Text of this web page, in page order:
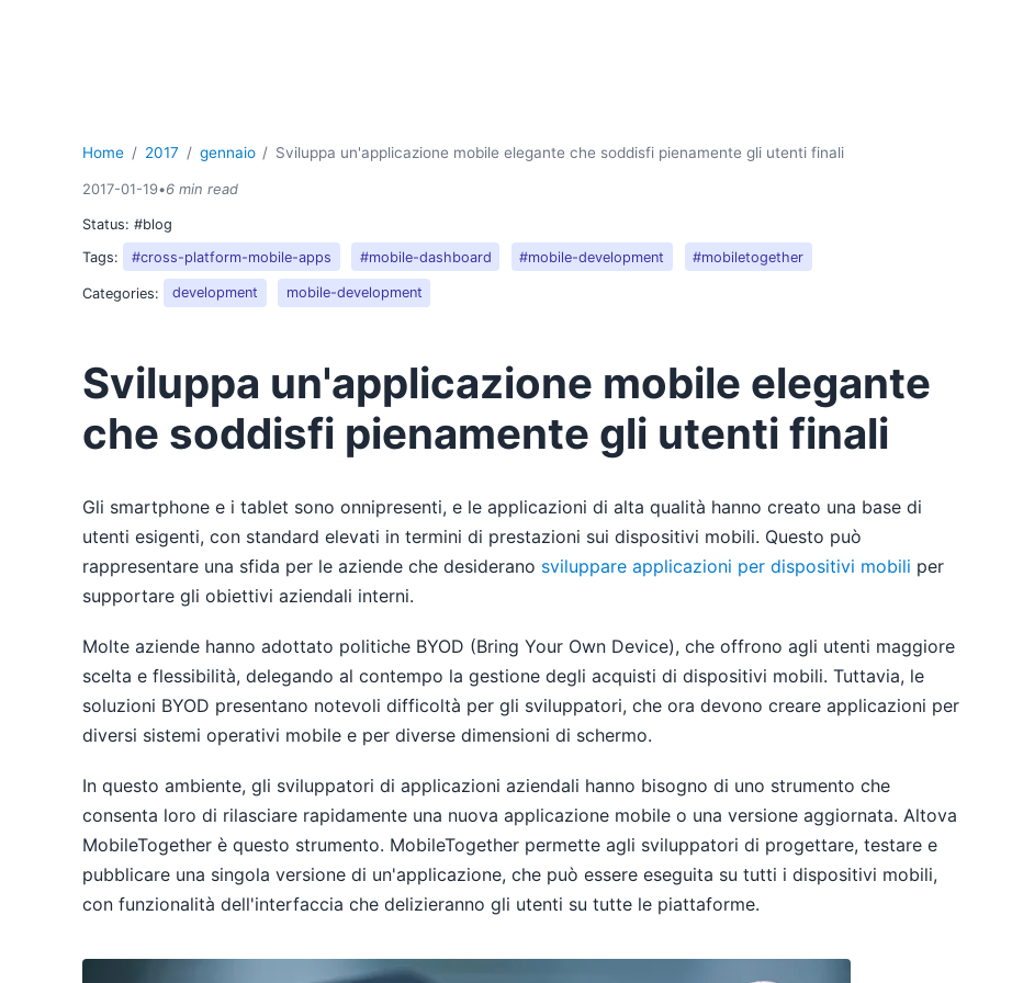
Home 2017 gennaio Sviluppa un'applicazione mobile elegante che soddisfi pienamente gli utenti finali
2017-01-19•6 min read
Status:#blog
Tags:
#cross-platform-mobile-apps #mobile-dashboard #mobile-development #mobiletogether
Categories: development mobile-development
Sviluppa un'applicazione mobile elegante
che soddisfi pienamente gli utenti finali
Gli smartphone e i tablet sono onnipresenti, e le applicazioni di alta qualità hanno creato una base di
utenti esigenti, con standard elevati in termini di prestazioni sui dispositivi mobili. Questo può
rappresentare una sfida per le aziende che desiderano sviluppare applicazioni per dispositivi mobili per
supportare gli obiettivi aziendali interni.
Molte aziende hanno adottato politiche BYOD (Bring Your Own Device), che offrono agli utenti maggiore
scelta e flessibilità, delegando al contempo la gestione degli acquisti di dispositivi mobili. Tuttavia, le
soluzioni BYOD presentano notevoli difficoltà per gli sviluppatori, che ora devono creare applicazioni per
diversi sistemi operativi mobile e per diverse dimensioni di schermo.
In questo ambiente, gli sviluppatori di applicazioni aziendali hanno bisogno di uno strumento che
consenta loro di rilasciare rapidamente una nuova applicazione mobile o una versione aggiornata. Altova
MobileTogether è questo strumento. MobileTogether permette agli sviluppatori di progettare, testare e
pubblicare una singola versione di un'applicazione, che può essere eseguita su tutti i dispositivi mobili,
con funzionalità dell'interfaccia che delizieranno gli utenti su tutte le piattaforme.